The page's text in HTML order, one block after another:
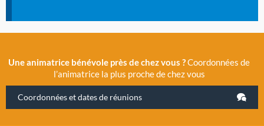
Une animatrice bénévole près de chez vous ?Coordonnées de
l’animatrice la plus proche de chez vous
Coordonnées et dates de réunions